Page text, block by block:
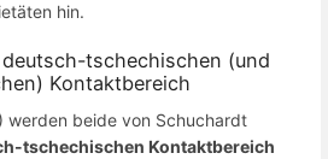
hin.
tschechischen (und
Kontaktbereich
werden beide von Schuchardt
tschechischen Kontaktbereich